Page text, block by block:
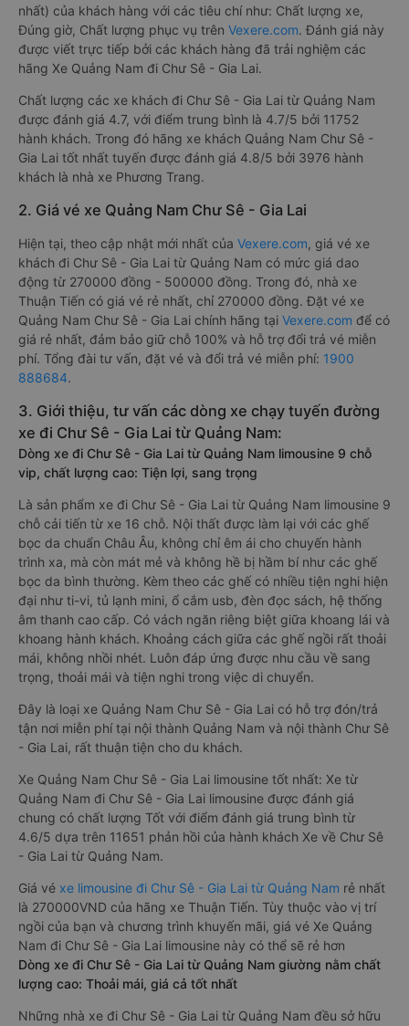
nhất) của khách hàng với các tiêu chí như: Chất lượng xe,
Đúng giờ, Chất lượng phục vụ trên Vexere.com. Đánh giá này
được viết trực tiếp bởi các khách hàng đã trải nghiệm các
hãng Xe Quảng Nam đi Chư Sê - Gia Lai.
Chất lượng các xe khách đi Chư Sê - Gia Lai từ Quảng Nam
được đánh giá 4.7, với điểm trung bình là 4.7/5 bởi 11752
hành khách. Trong đó hãng xe khách Quảng Nam Chư Sê -
Gia Lai tốt nhất tuyến được đánh giá 4.8/5 bởi 3976 hành
khách là nhà xe Phương Trang.
2. Giá vé xe Quảng Nam Chư Sê - Gia Lai
Hiện tại, theo cập nhật mới nhất của Vexere.com, giá vé xe
khách đi Chư Sê - Gia Lai từ Quảng Nam có mức giá dao
động từ 270000 đồng - 500000 đồng. Trong đó, nhà xe
Thuận Tiến có giá vé rẻ nhất, chỉ 270000 đồng. Đặt vé xe
Quảng Nam Chư Sê - Gia Lai chính hãng tại Vexere.com để có
giá rẻ nhất, đảm bảo giữ chỗ 100% và hỗ trợ đổi trả vé miễn
phí. Tổng đài tư vấn, đặt vé và đổi trả vé miễn phí: 1900
888684.
3. Giới thiệu, tư vấn các dòng xe chạy tuyến đường
xe đi Chư Sê - Gia Lai từ Quảng Nam:
Dòng xe đi Chư Sê - Gia Lai từ Quảng Nam limousine 9 chỗ
vip, chất lượng cao: Tiện lợi, sang trọng
Là sản phẩm xe đi Chư Sê - Gia Lai từ Quảng Nam limousine 9
chỗ cải tiến từ xe 16 chỗ. Nội thất được làm lại với các ghế
bọc da chuẩn Châu Âu, không chỉ êm ái cho chuyến hành
trình xa, mà còn mát mẻ và không hề bị hầm bí như các ghế
bọc da bình thường. Kèm theo các ghế có nhiều tiện nghi hiện
đại như ti-vi, tủ lạnh mini, ổ cắm usb, đèn đọc sách, hệ thống
âm thanh cao cấp. Có vách ngăn riêng biệt giữa khoang lái và
khoang hành khách. Khoảng cách giữa các ghế ngồi rất thoải
mái, không nhồi nhét. Luôn đáp ứng được nhu cầu về sang
trọng, thoải mái và tiện nghi trong việc di chuyển.
Đây là loại xe Quảng Nam Chư Sê - Gia Lai có hỗ trợ đón/trả
tận nơi miễn phí tại nội thành Quảng Nam và nội thành Chư Sê
- Gia Lai, rất thuận tiện cho du khách.
Xe Quảng Nam Chư Sê - Gia Lai limousine tốt nhất: Xe từ
Quảng Nam đi Chư Sê - Gia Lai limousine được đánh giá
chung có chất lượng Tốt với điểm đánh giá trung bình từ
4.6/5 dựa trên 11651 phản hồi của hành khách Xe về Chư Sê
- Gia Lai từ Quảng Nam.
Giá vé xe limousine đi Chư Sê - Gia Lai từ Quảng Nam rẻ nhất
là 270000VND của hãng xe Thuận Tiến. Tùy thuộc vào vị trí
ngồi của bạn và chương trình khuyến mãi, giá vé Xe Quảng
Nam đi Chư Sê - Gia Lai limousine này có thể sẽ rẻ hơn
Dòng xe đi Chư Sê - Gia Lai từ Quảng Nam giường nằm chất
lượng cao: Thoải mái, giá cả tốt nhất
Những nhà xe đi Chư Sê - Gia Lai từ Quảng Nam đều sở hữu